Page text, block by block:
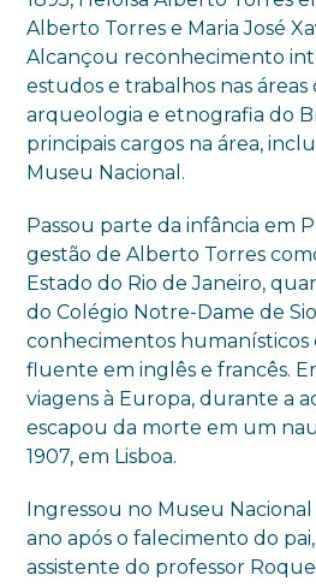
Alberto Torres e Maria José
Alcançou reconhecimento
estudos e trabalhos nas
arqueologia e etnografia do
principais cargos na área,
Museu Nacional.
Passou parte da infância em
gestão de Alberto Torres
Estado do Rio de Janeiro,
do Colégio Notre-Dame de
conhecimentos humanísticos
fluente em inglês e francês.
viagens à Europa, durante a
escapou da morte em um
1907, em Lisboa.
Ingressou no Museu Nacional
ano após o falecimento do
assistente do professor